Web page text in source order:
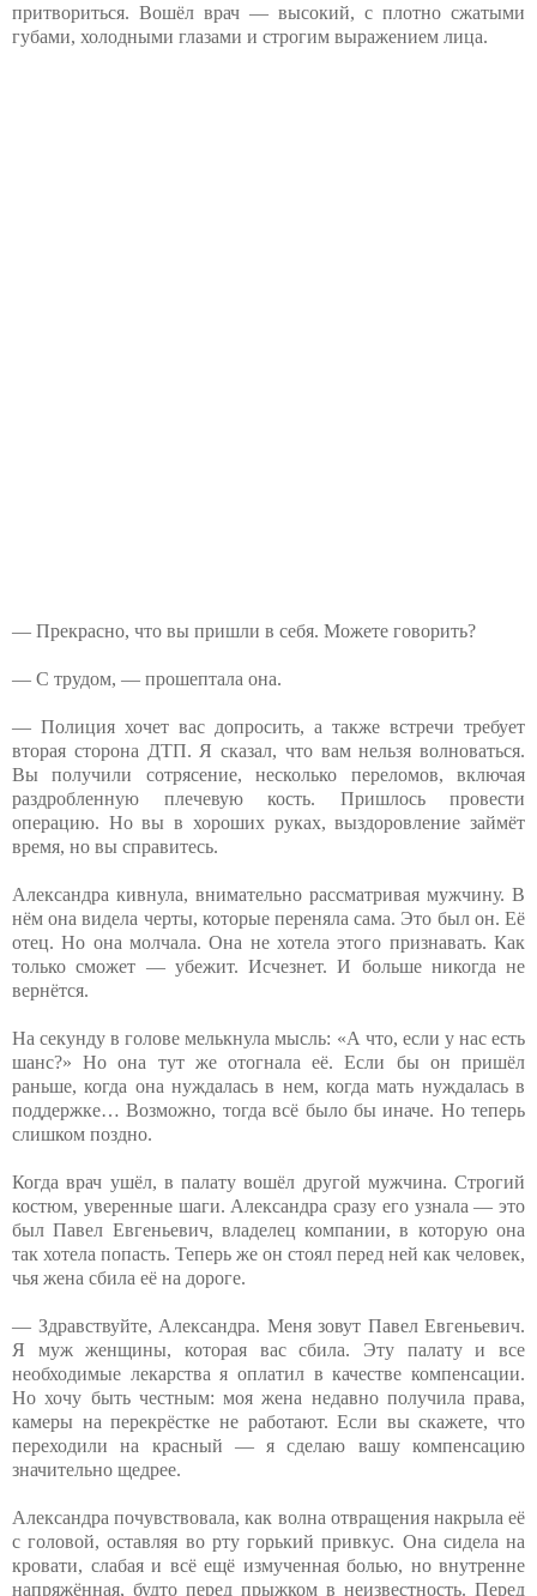
притвориться. Вошёл врач — высокий, с плотно сжатыми
губами, холодными глазами и строгим выражением лица.
— Прекрасно, что вы пришли в себя. Можете говорить?
— С трудом, — прошептала она.
— Полиция хочет вас допросить, а также встречи требует
вторая сторона ДТП. Я сказал, что вам нельзя волноваться.
Вы получили сотрясение, несколько переломов, включая
раздробленную плечевую кость. Пришлось провести
операцию. Но вы в хороших руках, выздоровление займёт
время, но вы справитесь.
Александра кивнула, внимательно рассматривая мужчину. В
нём она видела черты, которые переняла сама. Это был он. Её
отец. Но она молчала. Она не хотела этого признавать. Как
только сможет — убежит. Исчезнет. И больше никогда не
вернётся.
На секунду в голове мелькнула мысль: «А что, если у нас есть
шанс?» Но она тут же отогнала её. Если бы он пришёл
раньше, когда она нуждалась в нем, когда мать нуждалась в
поддержке… Возможно, тогда всё было бы иначе. Но теперь
слишком поздно.
Когда врач ушёл, в палату вошёл другой мужчина. Строгий
костюм, уверенные шаги. Александра сразу его узнала — это
был Павел Евгеньевич, владелец компании, в которую она
так хотела попасть. Теперь же он стоял перед ней как человек,
чья жена сбила её на дороге.
— Здравствуйте, Александра. Меня зовут Павел Евгеньевич.
Я муж женщины, которая вас сбила. Эту палату и все
необходимые лекарства я оплатил в качестве компенсации.
Но хочу быть честным: моя жена недавно получила права,
камеры на перекрёстке не работают. Если вы скажете, что
переходили на красный — я сделаю вашу компенсацию
значительно щедрее.
Александра почувствовала, как волна отвращения накрыла её
с головой, оставляя во рту горький привкус. Она сидела на
кровати, слабая и всё ещё измученная болью, но внутренне
напряжённая, будто перед прыжком в неизвестность. Перед